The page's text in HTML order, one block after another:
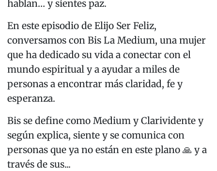
hablan… y sientes paz.
En este episodio de Elijo Ser Feliz,
conversamos con Bis La Medium, una mujer
que ha dedicado su vida a conectar con el
mundo espiritual y a ayudar a miles de
personas a encontrar más claridad, fe y
esperanza.
Bis se define como Medium y Clarividente y
según explica, siente y se comunica con
personas que ya no están en este plano 🙏 y a
través de sus...